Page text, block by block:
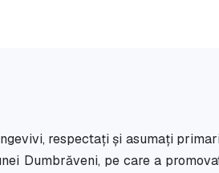
respectați și asumați
Dumbrăveni, pe care a